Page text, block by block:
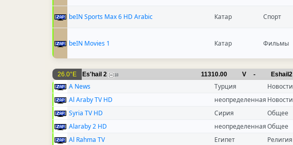
beIN Sports Max 6 HD Arabic Катар Спорт
beIN Movies 1 Катар Фильмы
26.0°E Es'hail 2 18 11310.00 V - Eshail2
A News Турция Новости
Al Araby TV HD
неопределенная Новости
Syria TV HD
Сирия Общее
Alaraby 2 HD
неопределеннаяОбщее
Al Rahma TV
Египет Религия